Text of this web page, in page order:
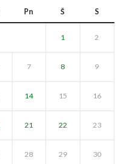
Pn Š S
1 2
7 8 9
14 15 16
21 22 23
28 29 30